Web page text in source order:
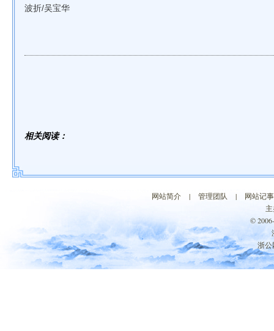
波折/吴宝华
相关阅读：
网站简介 | 管理团队 |
网站记事
©
浙公